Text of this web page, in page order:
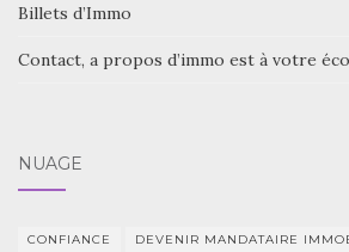
Billets d’Immo
Contact, a propos d’immo est à votre
NUAGE
CONFIANCE DEVENIR MANDATAIRE